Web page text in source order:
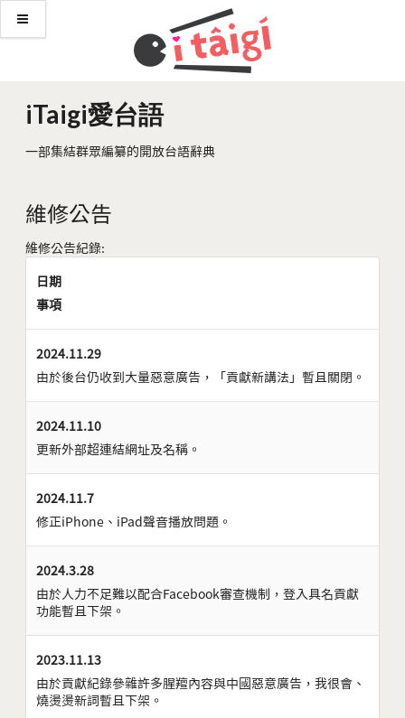
iTaigi愛台語
一部集結群眾編纂的開放台語辭典
維修公告
維修公告紀錄:
日期
事項
2024.11.29
由於後台仍收到大量惡意廣告，「貢獻新講法」暫且關閉。
2024.11.10
更新外部超連結網址及名稱。
2024.11.7
修正iPhone、iPad聲音播放問題。
2024.3.28
由於人力不足難以配合Facebook審查機制，登入具名貢獻
功能暫且下架。
2023.11.13
由於貢獻紀錄參雜許多腥羶內容與中國惡意廣告，我很會、
燒燙燙新詞暫且下架。